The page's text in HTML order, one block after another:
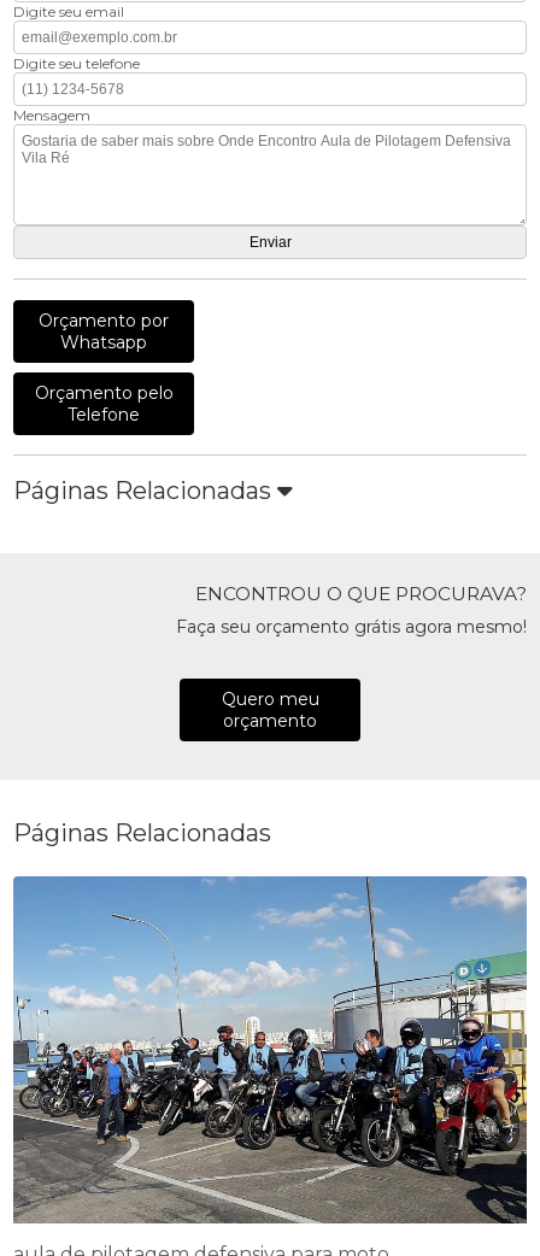
Digite seu email
Digite seu telefone
Mensagem
Orçamento por
Whatsapp
Orçamento pelo
Telefone
Páginas Relacionadas
ENCONTROU O QUE PROCURAVA?
Faça seu orçamento grátis agora mesmo!
Quero meu
orçamento
Páginas Relacionadas